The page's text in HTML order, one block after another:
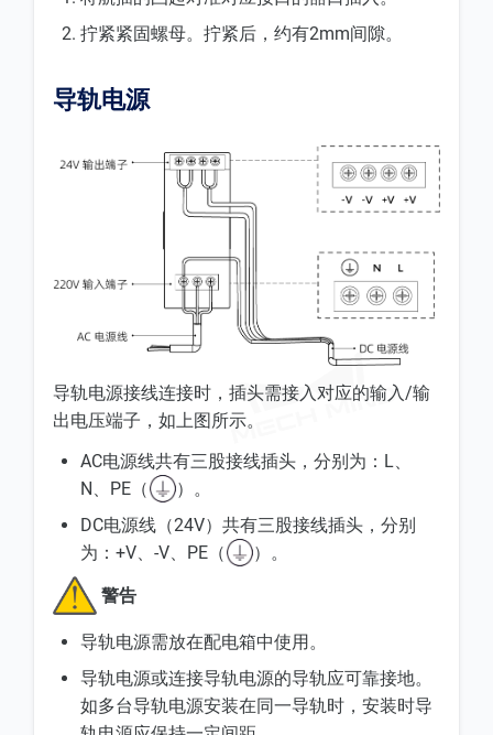
拧紧紧固螺母。拧紧后，约有2mm间隙。
导轨电源
导轨电源接线连接时，插头需接入对应的输入/输
出电压端子，如上图所示。
AC电源线共有三股接线插头，分别为：L、
N、PE（
）。
DC电源线（24V）共有三股接线插头，分别
为：+V、-V、PE（
）。
警告
导轨电源需放在配电箱中使用。
导轨电源或连接导轨电源的导轨应可靠接地。
如多台导轨电源安装在同一导轨时，安装时导